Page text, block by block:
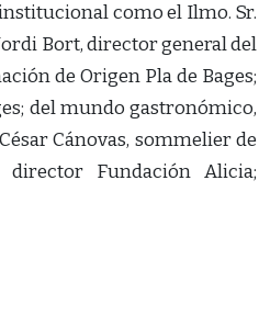
como el Ilmo. Sr.
Bort, director general del
de Origen Pla de Bages;
del mundo gastronómico,
Cánovas, sommelier de
director Fundación Alicia;